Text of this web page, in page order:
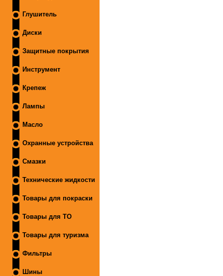
Глушитель
Диски
Защитные покрытия
Инструмент
Крепеж
Лампы
Масло
Охранные устройства
Смазки
Технические жидкости
Товары для покраски
Товары для ТО
Товары для туризма
Фильтры
Шины